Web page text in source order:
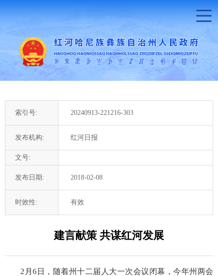
索引号: 20240913-221216-303
发布机构: 红河日报
文号:
发布日期: 2018-02-08
时效性: 有效
建言献策 共谋红河发展
2月6日，随着州十二届人大一次会议闭幕，今年州两会